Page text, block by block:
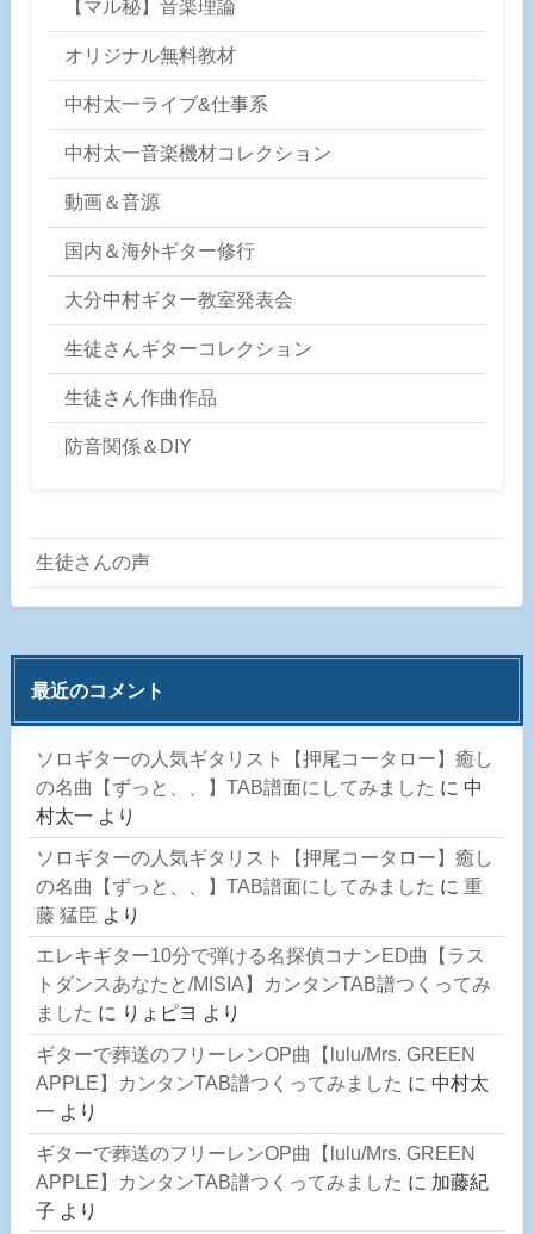
【マル秘】音楽理論
オリジナル無料教材
中村太一ライブ&仕事系
中村太一音楽機材コレクション
動画＆音源
国内＆海外ギター修行
大分中村ギター教室発表会
生徒さんギターコレクション
生徒さん作曲作品
防音関係＆DIY
生徒さんの声
最近のコメント
ソロギターの人気ギタリスト【押尾コータロー】癒し
の名曲【ずっと、、】TAB譜面にしてみました に 中
村太一 より
ソロギターの人気ギタリスト【押尾コータロー】癒し
の名曲【ずっと、、】TAB譜面にしてみました に 重
藤 猛臣 より
エレキギター10分で弾ける名探偵コナンED曲【ラス
トダンスあなたと/MISIA】カンタンTAB譜つくってみ
ました に りょピヨ より
ギターで葬送のフリーレンOP曲【lulu/Mrs. GREEN
APPLE】カンタンTAB譜つくってみました に 中村太
一 より
ギターで葬送のフリーレンOP曲【lulu/Mrs. GREEN
APPLE】カンタンTAB譜つくってみました に 加藤紀
子 より